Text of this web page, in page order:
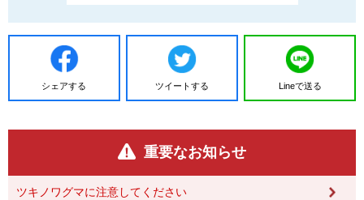
シェアする ツイートする Lineで送る
重要なお知らせ
ツキノワグマに注意してください